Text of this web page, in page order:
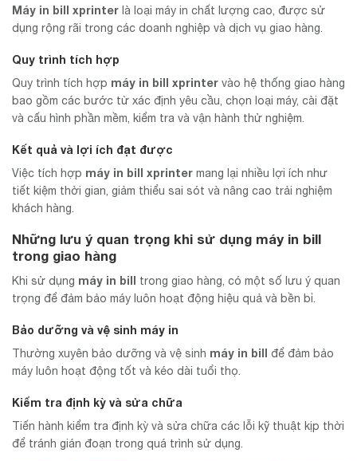
Máy in bill xprinter là loại máy in chất lượng cao, được sử
dụng rộng rãi trong các doanh nghiệp và dịch vụ giao hàng.
Quy trình tích hợp
Quy trình tích hợp máy in bill xprinter vào hệ thống giao hàng
bao gồm các bước từ xác định yêu cầu, chọn loại máy, cài đặt
và cấu hình phần mềm, kiểm tra và vận hành thử nghiệm.
Kết quả và lợi ích đạt được
Việc tích hợp máy in bill xprinter mang lại nhiều lợi ích như
tiết kiệm thời gian, giảm thiểu sai sót và nâng cao trải nghiệm
khách hàng.
Những lưu ý quan trọng khi sử dụng máy in bill
trong giao hàng
Khi sử dụng máy in bill trong giao hàng, có một số lưu ý quan
trọng để đảm bảo máy luôn hoạt động hiệu quả và bền bỉ.
Bảo dưỡng và vệ sinh máy in
Thường xuyên bảo dưỡng và vệ sinh máy in bill để đảm bảo
máy luôn hoạt động tốt và kéo dài tuổi thọ.
Kiểm tra định kỳ và sửa chữa
Tiến hành kiểm tra định kỳ và sửa chữa các lỗi kỹ thuật kịp thời
để tránh gián đoạn trong quá trình sử dụng.